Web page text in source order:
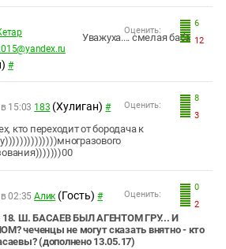
6
12
Оценить:
#
Уважуха.... смелая баба
8
3
Оценить:
15:03 183 (Хулиган) #
кто переходит от бородача к
0
2
Оценить:
02:35 Алик (Гость) #
Ш. БАСАЕВ БЫЛ АГЕНТОМ ГРУ... И
чеченцы не могут сказать внятно - кто
(дополнено 13.05.17)